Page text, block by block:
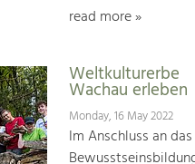
read more »
Weltkulturerbe
Wachau erleben
Monday, 16 May 2022
Im Anschluss an das